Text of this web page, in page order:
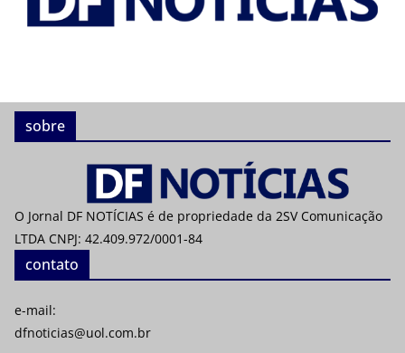
sobre
O Jornal DF NOTÍCIAS é de propriedade da 2SV Comunicação
LTDA CNPJ: 42.409.972/0001-84
contato
e-mail:
dfnoticias@uol.com.br